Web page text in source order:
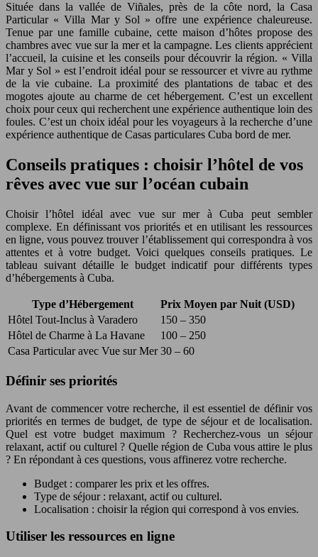
Située dans la vallée de Viñales, près de la côte nord, la Casa
Particular « Villa Mar y Sol » offre une expérience chaleureuse.
Tenue par une famille cubaine, cette maison d’hôtes propose des
chambres avec vue sur la mer et la campagne. Les clients apprécient
l’accueil, la cuisine et les conseils pour découvrir la région. « Villa
Mar y Sol » est l’endroit idéal pour se ressourcer et vivre au rythme
de la vie cubaine. La proximité des plantations de tabac et des
mogotes ajoute au charme de cet hébergement. C’est un excellent
choix pour ceux qui recherchent une expérience authentique loin des
foules. C’est un choix idéal pour les voyageurs à la recherche d’une
expérience authentique de Casas particulares Cuba bord de mer.
Conseils pratiques : choisir l’hôtel de vos
rêves avec vue sur l’océan cubain
Choisir l’hôtel idéal avec vue sur mer à Cuba peut sembler
complexe. En définissant vos priorités et en utilisant les ressources
en ligne, vous pouvez trouver l’établissement qui correspondra à vos
attentes et à votre budget. Voici quelques conseils pratiques. Le
tableau suivant détaille le budget indicatif pour différents types
d’hébergements à Cuba.
Type d’Hébergement
Prix Moyen par Nuit (USD)
Hôtel Tout-Inclus à Varadero
150 – 350
Hôtel de Charme à La Havane
100 – 250
Casa Particular avec Vue sur Mer 30 – 60
Définir ses priorités
Avant de commencer votre recherche, il est essentiel de définir vos
priorités en termes de budget, de type de séjour et de localisation.
Quel est votre budget maximum ? Recherchez-vous un séjour
relaxant, actif ou culturel ? Quelle région de Cuba vous attire le plus
? En répondant à ces questions, vous affinerez votre recherche.
Budget : comparer les prix et les offres.
Type de séjour : relaxant, actif ou culturel.
Localisation : choisir la région qui correspond à vos envies.
Utiliser les ressources en ligne